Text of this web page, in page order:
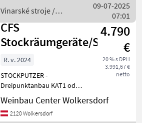
luftbereifte Tiefenführung, -
Auf
Vinarské stroje /
CFS
09-07-2025
07:01
CFS
Stockräumgeräte/
4.790
€
20 % s DPH
3.991,67 €
netto
R. v. 2024
STOCKPUTZER -
Dreipunktanbau KAT1 oder
KAT2??? - Frontmontage -
Federbelasteter Taster mit
mechanischer Einstellung -
Weinbau Center Wolkersdorf
2120 Wolkersdorf